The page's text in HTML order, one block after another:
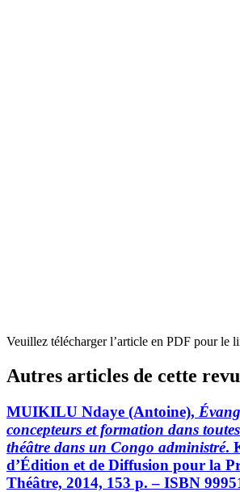
Veuillez télécharger l’article en PDF pour le
Autres articles de cette
MUIKILU Ndaye (Antoine),
concepteurs et formation dans
théâtre dans un Congo administré.
d’Édition et de Diffusion pour la
Théâtre, 2014, 153 p. – ISBN